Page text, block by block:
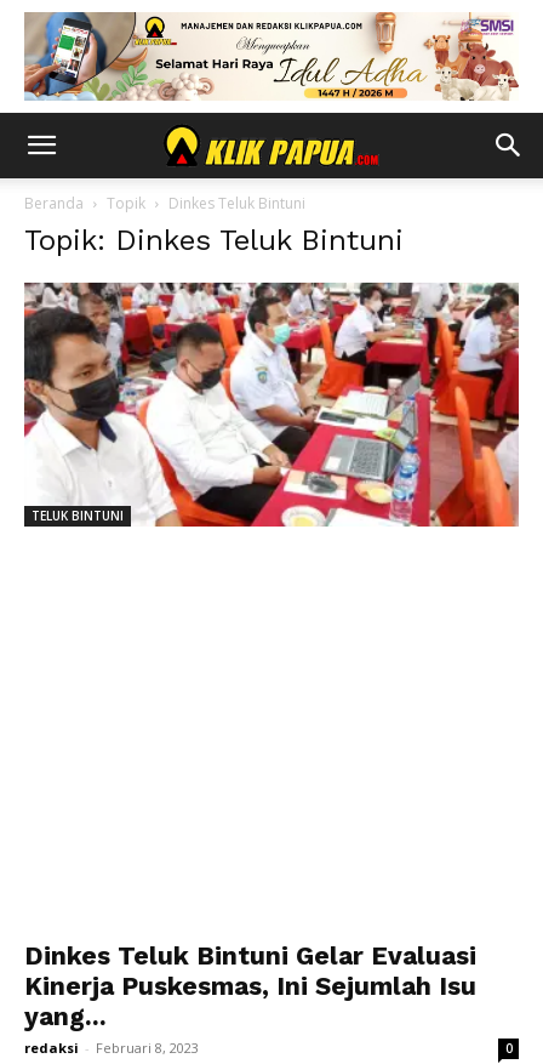
Beranda Topik Dinkes Teluk Bintuni
Topik: Dinkes Teluk Bintuni
TELUK BINTUNI
Dinkes Teluk Bintuni Gelar Evaluasi
Kinerja Puskesmas, Ini Sejumlah Isu
yang...
redaksi - Februari 8, 2023 0